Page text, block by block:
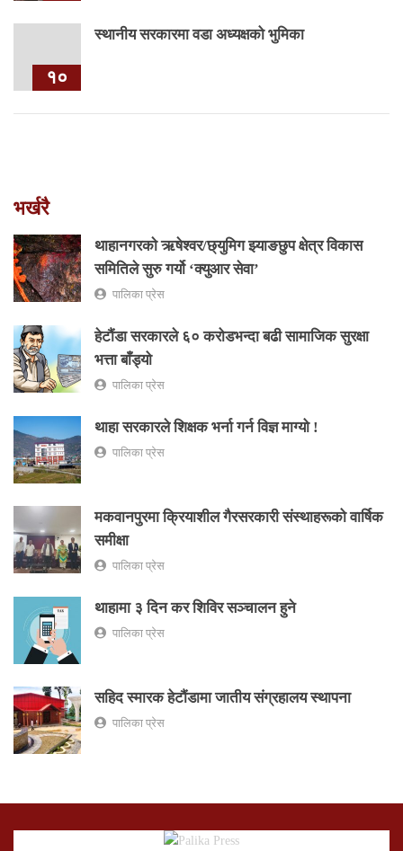
१०
स्थानीय सरकारमा वडा अध्यक्षको भुमिका
भर्खरै
थाहानगरकाे ऋषेश्वर/छ्युमिग झ्याङछुप क्षेत्र विकास
समितिले सुरु गर्यो ‘क्युआर सेवा’
पालिका प्रेस
हेटौंडा सरकारले ६० करोडभन्दा बढी सामाजिक सुरक्षा
भत्ता बाँड्यो
पालिका प्रेस
थाहा सरकारले शिक्षक भर्ना गर्न विज्ञ माग्यो !
पालिका प्रेस
मकवानपुरमा क्रियाशील गैरसरकारी संस्थाहरूको वार्षिक
समीक्षा
पालिका प्रेस
थाहामा ३ दिन कर शिविर सञ्चालन हुने
पालिका प्रेस
सहिद स्मारक हेटौंडामा जातीय संग्रहालय स्थापना
पालिका प्रेस